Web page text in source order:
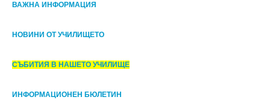
ВАЖНА ИНФОРМАЦИЯ
НОВИНИ ОТ УЧИЛИЩЕТО
СЪБИТИЯ В НАШЕТО УЧИЛИЩЕ
ИНФОРМАЦИОНЕН БЮЛЕТИН